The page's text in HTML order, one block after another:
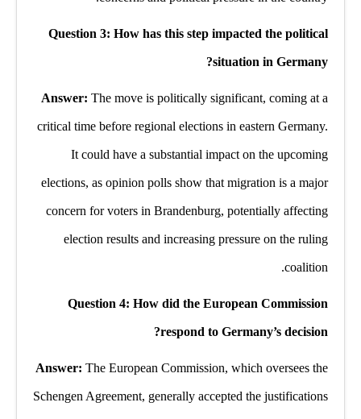
Question 3: How has this step impacted the political
situation in Germany?
Answer: The move is politically significant, coming at a
critical time before regional elections in eastern Germany.
It could have a substantial impact on the upcoming
elections, as opinion polls show that migration is a major
concern for voters in Brandenburg, potentially affecting
election results and increasing pressure on the ruling
coalition.
Question 4: How did the European Commission
respond to Germany’s decision?
Answer: The European Commission, which oversees the
Schengen Agreement, generally accepted the justifications